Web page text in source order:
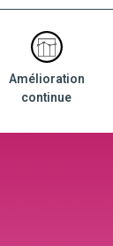
Amélioration
continue